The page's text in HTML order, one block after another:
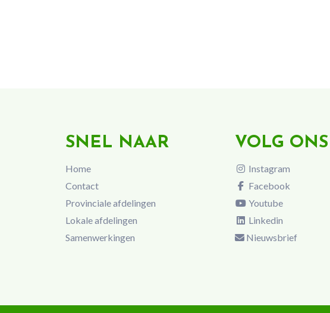
SNEL NAAR
Home
Contact
Provinciale afdelingen
Lokale afdelingen
Samenwerkingen
VOLG ONS
Instagram
Facebook
Youtube
Linkedin
Nieuwsbrief